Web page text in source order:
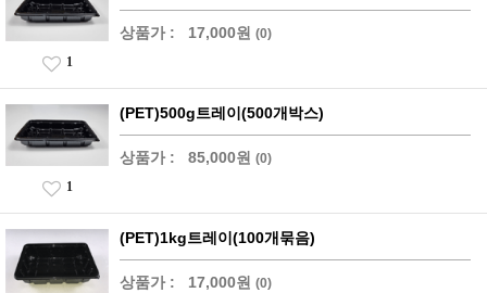
상품가 : 17,000원 (0)
1
(PET)500g트레이(500개박스)
상품가 : 85,000원 (0)
1
(PET)1kg트레이(100개묶음)
상품가 : 17,000원 (0)